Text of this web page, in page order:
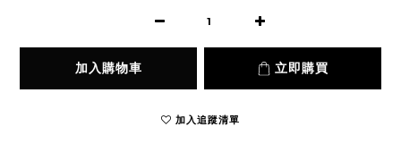
加入購物車 立即購買
加入追蹤清單